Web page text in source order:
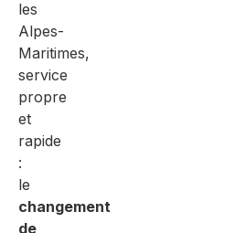
les
Alpes-
Maritimes,
service
propre
et
rapide
:
le
changement
de